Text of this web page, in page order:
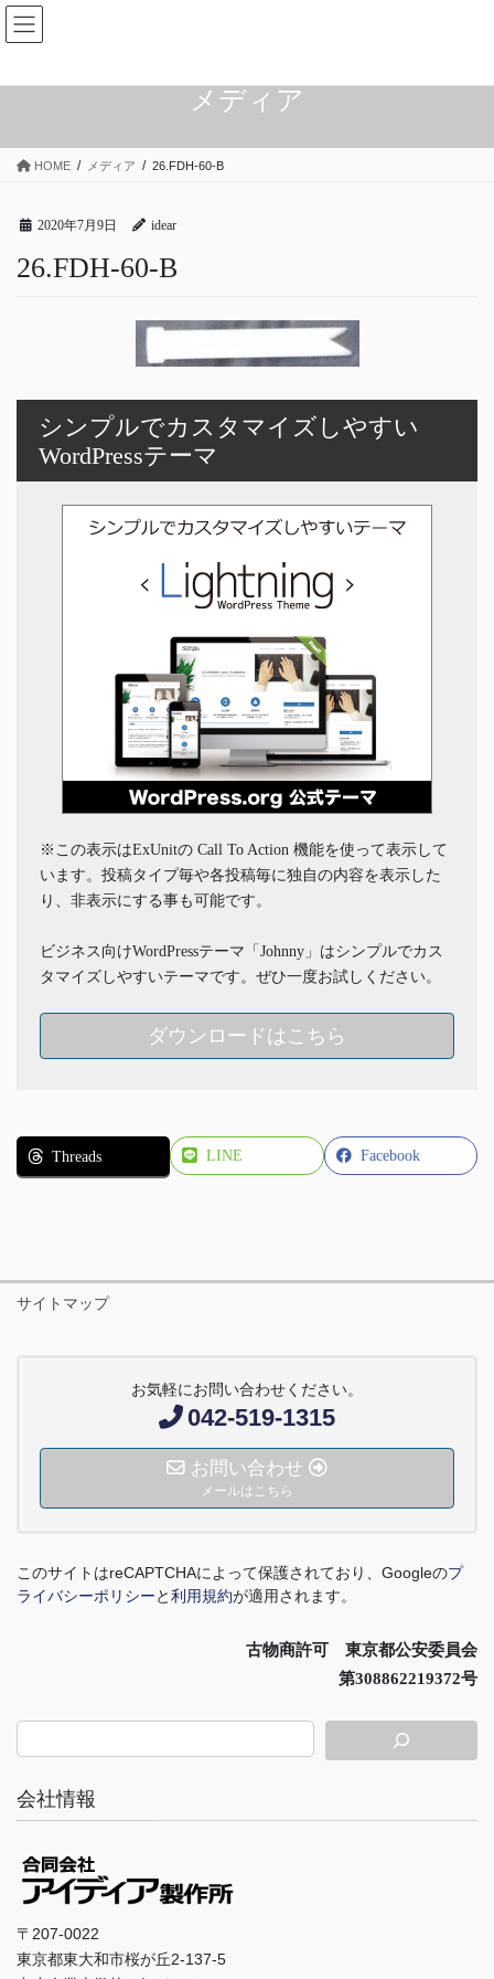
コ
ン
ス
ナ
ビ
ン
メディア
HOME メディア 26.FDH-60-B
2020年7月9日 idear
26.FDH-60-B
シンプルでカスタマイズしやすい
WordPressテーマ
※この表示はExUnitの Call To Action 機能を使って表示して
います。投稿タイプ毎や各投稿毎に独自の内容を表示した
り、非表示にする事も可能です。
ビジネス向けWordPressテーマ「Johnny」はシンプルでカス
タマイズしやすいテーマです。ぜひ一度お試しください。
ダウンロードはこちら
Facebook
Threads LINE
サイトマップ
お気軽にお問い合わせください。
042-519-1315
お問い合わせ
メールはこちら
このサイトはreCAPTCHAによって保護されており、 Googleのプ
ライバシーポリシーと利用規約が適用されます。
古物商許可 東京都公安委員会
第308862219372号
会社情報
〒207-0022
東京都東大和市桜が丘2-137-5